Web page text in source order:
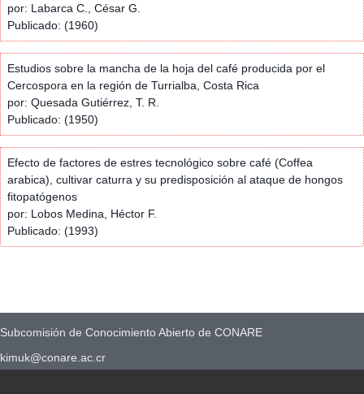
por: Labarca C., César G.
Publicado: (1960)
Estudios sobre la mancha de la hoja del café producida por el
Cercospora en la región de Turrialba, Costa Rica
por: Quesada Gutiérrez, T. R.
Publicado: (1950)
Efecto de factores de estres tecnológico sobre café (Coffea
arabica), cultivar caturra y su predisposición al ataque de hongos
fitopatógenos
por: Lobos Medina, Héctor F.
Publicado: (1993)
Subcomisión de Conocimiento Abierto de CONARE
kimuk@conare.ac.cr